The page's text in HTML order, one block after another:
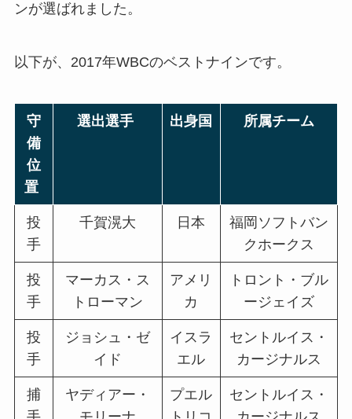
ンが選ばれました。
以下が、2017年WBCのベストナインです。
守
備
位
置
選出選手 出身国 所属チーム
投
手
千賀滉大 日本
福岡ソフトバン
クホークス
投
手
マーカス・ス
トローマン
アメリ
カ
トロント・ブル
ージェイズ
投
手
ジョシュ・ゼ
イド
イスラ
エル
セントルイス・
カージナルス
捕
ヤディアー・
プエル
セントルイス・